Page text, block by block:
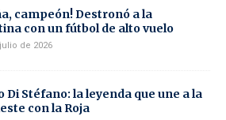
campeón! Destronó a la
con un fútbol de alto vuelo
de 2026
Di Stéfano: la leyenda que une a la
con la Roja